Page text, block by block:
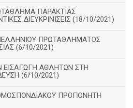
ΠΑΡΑΚΤΙΑΣ
ΔΙΕΥΚΡΙΝΙΣΕΙΣ (18/10/2021)
ΠΡΩΤΑΘΛΗΜΑΤΟΣ
(6/10/2021)
ΕΙΣΑΓΩΓΗ ΑΘΛΗΤΩΝ ΣΤΗ
(6/10/2021)
ΠΡΟΠΟΝΗΤΗ